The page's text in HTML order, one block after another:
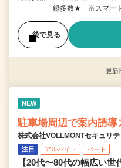
録多数★ ※スマート
後で見る
更新
NEW
駐車場周辺で案内誘導
株式会社VOLLMONTセキュリ
注目 アルバイト パート
【20代〜80代の幅広い